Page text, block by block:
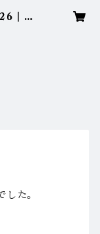
| K
た。